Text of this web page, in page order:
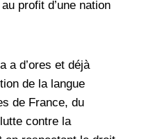
profit d’une nation
a d’ores et déjà
de la langue
de France, du
contre la